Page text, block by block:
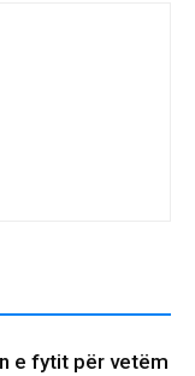
e fytit për vetëm